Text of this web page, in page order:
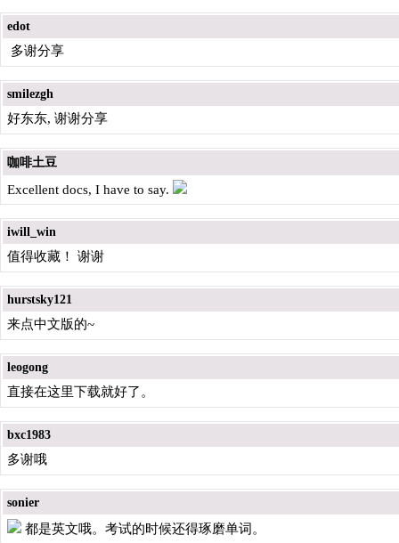
edot
多谢分享
smilezgh
好东东, 谢谢分享
咖啡土豆
Excellent docs, I have to say.
iwill_win
值得收藏！ 谢谢
hurstsky121
来点中文版的~
leogong
直接在这里下载就好了。
bxc1983
多谢哦
sonier
都是英文哦。考试的时候还得琢磨单词。